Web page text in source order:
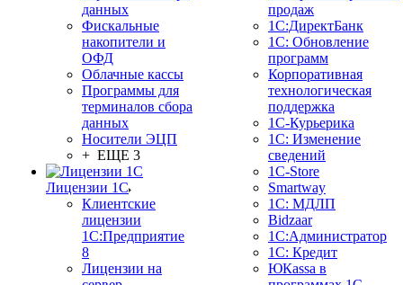
данных
Фискальные
накопители и
ОФД
Облачные кассы
Программы для
терминалов сбора
данных
Носители ЭЦП
+ ЕЩЕ 3
Лицензии 1С
Клиентские
лицензии
1С:Предприятие
8
Лицензии на
продаж
1С:ДиректБанк
1С: Обновление
программ
Корпоративная
технологическая
поддержка
1С-Курьерика
1С: Изменение
сведений
1C-Store
Smartway
1С: МДЛП
Bidzaar
1С:Администратор
1С: Кредит
ЮКаssа в